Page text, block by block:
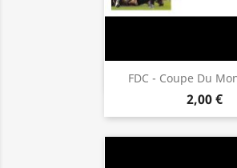
FDC - Coupe Du
2,00 €
Aperçu